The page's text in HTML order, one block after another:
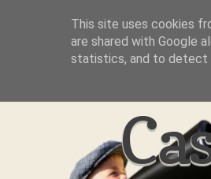
Inicio Aviso Legal
This site uses cookies
are shared with Google
statistics, and to detect